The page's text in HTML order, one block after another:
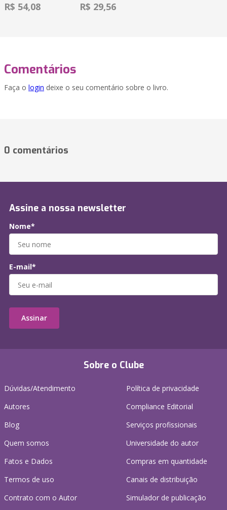
R$ 54,08 R$ 29,56
Comentários
Faça o login deixe o seu comentário sobre o livro.
0 comentários
Sobre o Clube
Dúvidas/Atendimento
Autores
Blog
Quem somos
Fatos e Dados
Termos de uso
Contrato com o Autor
Política de privacidade
Compliance Editorial
Serviços profissionais
Universidade do autor
Compras em quantidade
Canais de distribuição
Simulador de publicação
Assine a nossa newsletter
Nome*
E-mail*
Assinar